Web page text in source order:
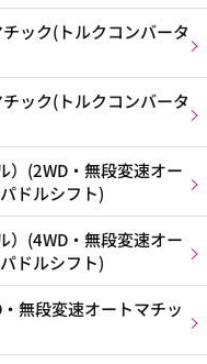
ック(トルクコンバータ
ック(トルクコンバータ
(2WD・無段変速オー
ドルシフト)
(4WD・無段変速オー
ドルシフト)
無段変速オートマチッ